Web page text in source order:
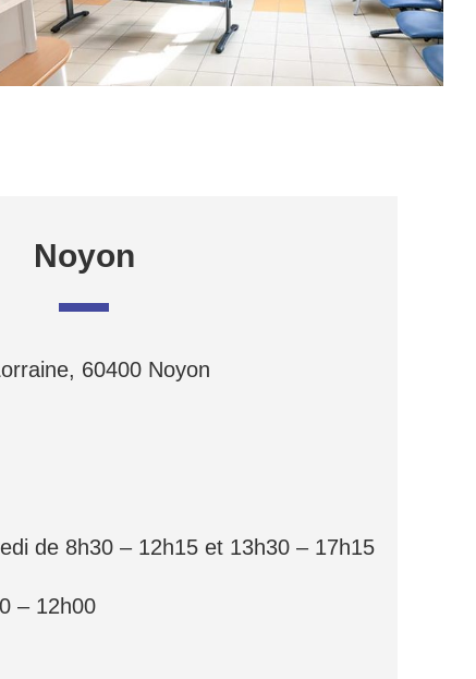
Noyon
60400 Noyon
de 8h30 – 12h15 et 13h30 – 17h15
– 12h00